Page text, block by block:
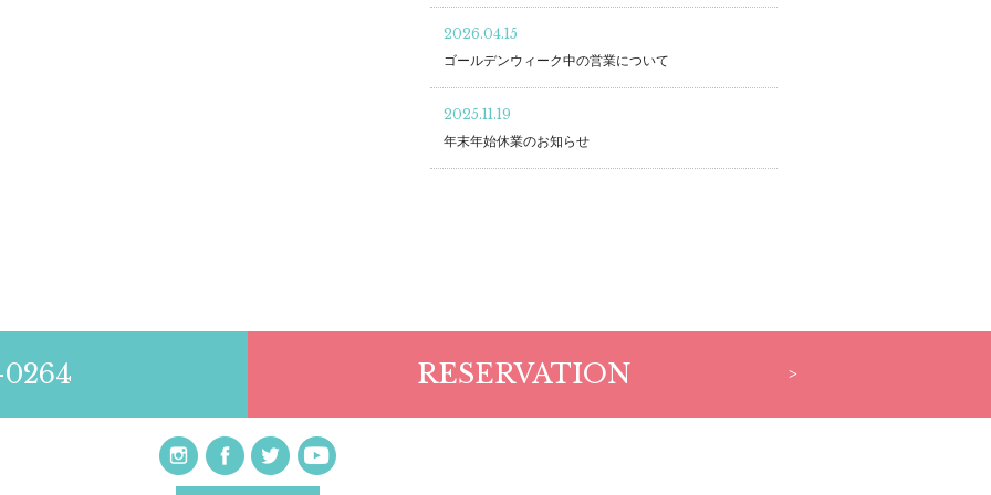
2026.04.15
ゴールデンウィーク中の営業について
2025.11.19
年末年始休業のお知らせ
RESERVATION